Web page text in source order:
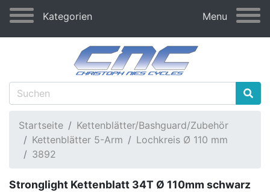
Kategorien Menu
Startseite
Kettenblätter/Bashguard/Zubehör
Kettenblätter 5-Arm
Lochkreis Ø 110 mm
3892
Stronglight Kettenblatt 34T Ø 110mm schwarz